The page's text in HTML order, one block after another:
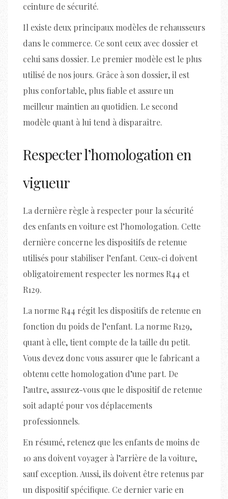
ceinture de sécurité.
Il existe deux principaux modèles de rehausseurs
dans le commerce. Ce sont ceux avec dossier et
celui sans dossier. Le premier modèle est le plus
utilisé de nos jours. Grâce à son dossier, il est
plus confortable, plus fiable et assure un
meilleur maintien au quotidien. Le second
modèle quant à lui tend à disparaître.
Respecter l’homologation en
vigueur
La dernière règle à respecter pour la sécurité
des enfants en voiture est l’homologation. Cette
dernière concerne les dispositifs de retenue
utilisés pour stabiliser l’enfant. Ceux-ci doivent
obligatoirement respecter les normes R44 et
R129.
La norme R44 régit les dispositifs de retenue en
fonction du poids de l’enfant. La norme R129,
quant à elle, tient compte de la taille du petit.
Vous devez donc vous assurer que le fabricant a
obtenu cette homologation d’une part. De
l’autre, assurez-vous que le dispositif de retenue
soit adapté pour vos déplacements
professionnels.
En résumé, retenez que les enfants de moins de
10 ans doivent voyager à l’arrière de la voiture,
sauf exception. Aussi, ils doivent être retenus par
un dispositif spécifique. Ce dernier varie en